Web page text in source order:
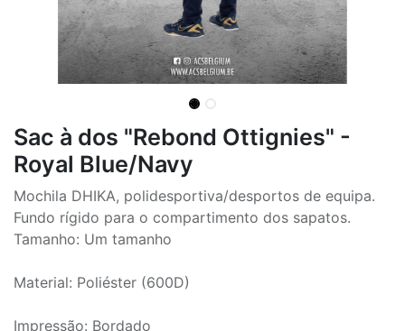
Sac à dos "Rebond Ottignies" -
Royal Blue/Navy
Mochila DHIKA, polidesportiva/desportos de equipa.
Fundo rígido para o compartimento dos sapatos.
Tamanho: Um tamanho
Material: Poliéster (600D)
Impressão: Bordado